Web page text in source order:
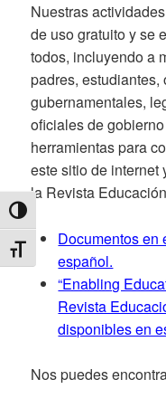
TOGGLE HIGH
TOGGLE FONT SIZE
Nuestras
de uso gratuito y se
todos, incluyendo a
padres,
gubernamentales,
oficiales de
herramientas para
este sitio de
la Revista
Documentos en
español.
“Enabling
Revista
disponibles en
Nos puedes